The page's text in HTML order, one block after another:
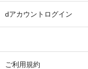
dアカウントログイン
ご利用規約